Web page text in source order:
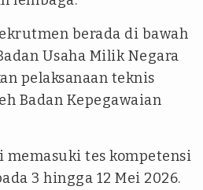
berada di bawah
Usaha Milik Negara
pelaksanaan teknis
Badan Kepegawaian
memasuki tes kompetensi
3 hingga 12 Mei 2026.